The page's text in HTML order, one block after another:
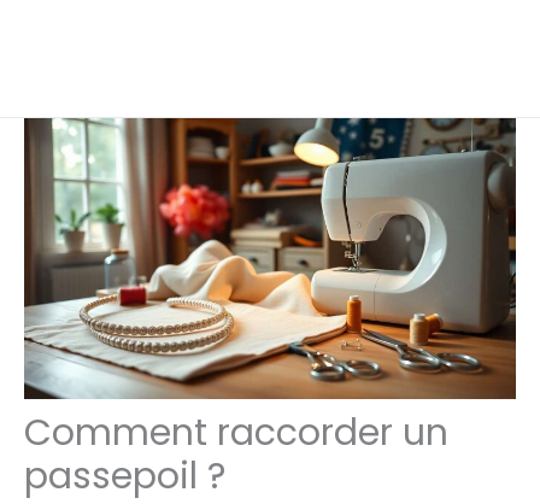
Comment raccorder un
passepoil ?